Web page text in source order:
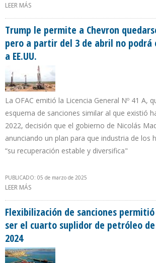
LEER MÁS
Trump le permite a Chevron
pero a partir del 3 de abril no
a EE.UU.
La OFAC emitió la Licencia General Nº 41 A,
esquema de sanciones similar al que existió
2022, decisión que el gobierno de Nicolás
anunciando un plan para que industria de los
“su recuperación estable y diversifica"
PUBLICADO: 05 de marzo de 2025
LEER MÁS
EE.UU.
Flexibilización de sanciones
ser el cuarto suplidor de petróleo de
2024